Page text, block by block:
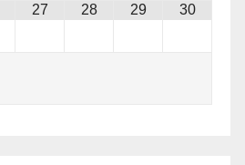
27 28 29 30